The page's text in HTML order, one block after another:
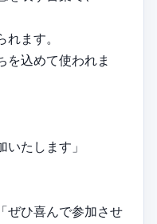
ます。
を込めて使われま
いたします」
ぜひ喜んで参加させ